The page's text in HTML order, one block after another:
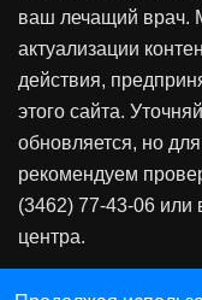
ваш лечащий врач.
актуализации
действия,
этого сайта.
обновляется, но
рекомендуем
(3462) 77-43-06 или
центра.